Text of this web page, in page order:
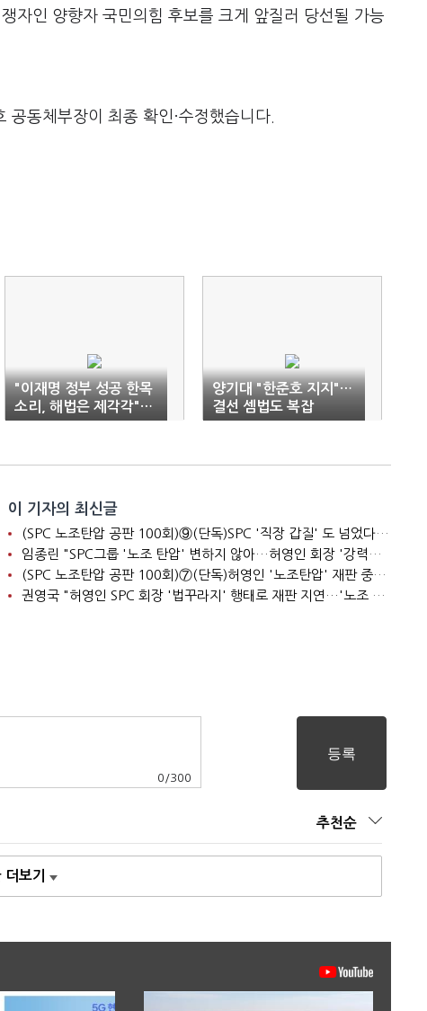
자인 양향자 국민의힘 후보를 크게 앞질러 당선될 가능
동체부장이 최종 확인·수정했습니다.
"이재명 정부 성공 한목
소리, 해법은 제각각"…
민주당 경기지사 5인 첫
양기대 "한준호 지지"…
결선 셈법도 복잡
이 기자의 최신글
(SPC 노조탄압 공판 100회)⑨(단독)SPC '직장 갑질' 도 넘었다…'성희롱·돈 갈취' 묵인
임종린 "SPC그룹 '노조 탄압' 변하지 않아…허영인 회장 '강력한 처벌' 필요"
(SPC 노조탄압 공판 100회)⑦(단독)허영인 '노조탄압' 재판 중인데…언론 제보했다고 '보복성 조치'
권영국 "허영인 SPC 회장 '법꾸라지' 행태로 재판 지연…'노조 탄압' 증거 쏟아져"
0 /300
추천순
더보기